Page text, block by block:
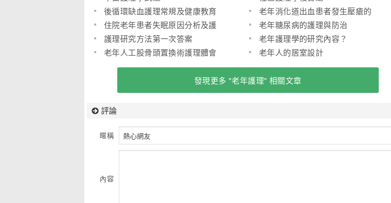
後循環缺血護理常規及健康教育
老年消化道出血患者發生壓瘡的
原因及護理
住院老年患者失眠原因分析及護
理干預
老年糖尿病的護理與防治
護理研究方法第一次答案
老年護理學的研究內容？
老年人工股骨頭置換術護理體會
老年人的居室設計
發現更多 "老年護理" 相關文章
評論
暱稱
內容